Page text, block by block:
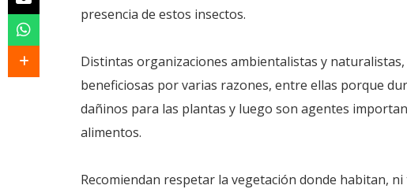
presencia de estos insectos.
Distintas organizaciones ambientalistas y
beneficiosas por varias razones, entre ellas porque
dañinos para las plantas y luego son agentes
alimentos.
Recomiendan respetar la vegetación donde habitan,